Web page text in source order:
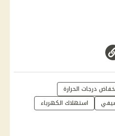
درجات الحرارة
استهلاك الكهرباء